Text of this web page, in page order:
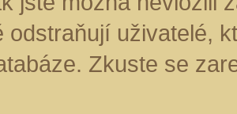
odstraňují uživatelé,
Zkuste se